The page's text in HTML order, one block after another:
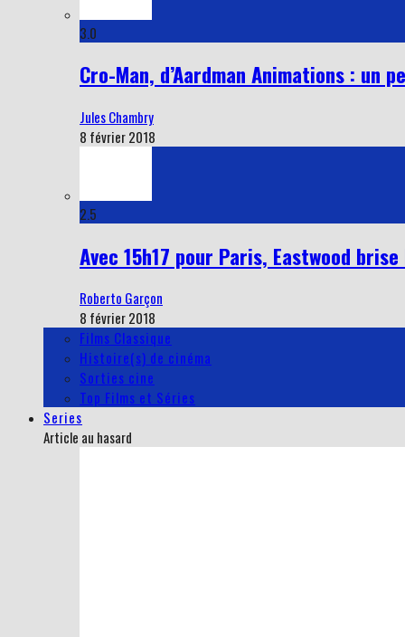
3.0
Cro-Man, d’Aardman Animations :
Jules Chambry
8 février 2018
2.5
Avec 15h17 pour Paris, Eastwood
Roberto Garçon
8 février 2018
Films Classique
Histoire(s) de cinéma
Sorties cine
Top Films et Séries
Series
Article au hasard